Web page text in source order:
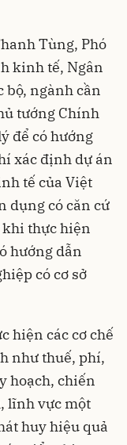
Tùng, Phó
kinh tế, Ngân
bộ, ngành cần
tướng Chính
để có hướng
xác định dự án
tế của Việt
dụng có căn cứ
thực hiện
hướng dẫn
có cơ sở
hiện các cơ chế
như thuế, phí,
hoạch, chiến
lĩnh vực một
huy hiệu quả